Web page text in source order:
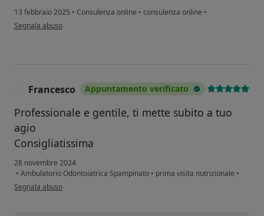
13 febbraio 2025 • Consulenza online • consulenza online •
secondo l'opinione dell'utente Graziana Gervasi
Segnala abuso
Francesco Appuntamento verificato
Professionale e gentile, ti mette subito a tuo
agio
Consigliatissima
28 novembre 2024
• Ambulatorio Odontoiatrica Spampinato • prima visita nutrizionale •
secondo l'opinione dell'utente Francesco
Segnala abuso